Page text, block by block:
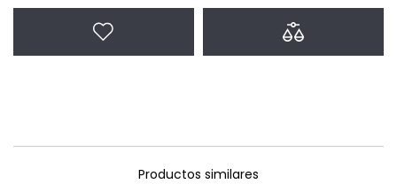
Productos similares